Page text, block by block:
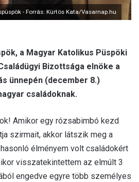
- Forrás: Kürtös Kata/Vasarnap.hu
a Magyar Katolikus Püspöki
Bizottsága elnöke a
ünnepén (december 8.)
családoknak.
Amikor egy rózsabimbó kezd
szirmait, akkor látszik meg a
élményem volt családokért
visszatekintettem az elmúlt 3
engedve egyre több személyes